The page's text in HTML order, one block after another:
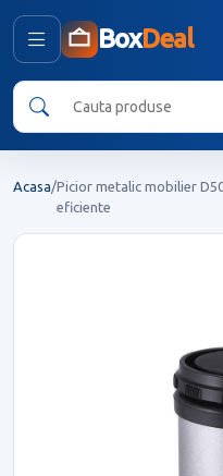
BoxDeal
Acasa/Picior metalic mobilier
eficiente